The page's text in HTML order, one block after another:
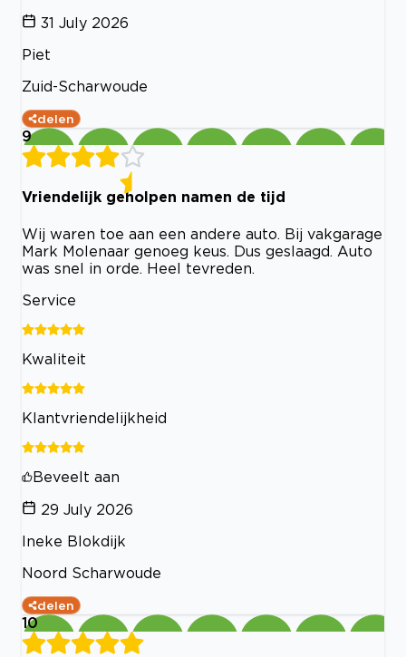
31 July 2026
Piet
Zuid-Scharwoude
delen
9
Vriendelijk geholpen namen de tijd
Wij waren toe aan een andere auto. Bij vakgarage
Mark Molenaar genoeg keus. Dus geslaagd. Auto
was snel in orde. Heel tevreden.
Service
Kwaliteit
Klantvriendelijkheid
Beveelt aan
29 July 2026
Ineke Blokdijk
Noord Scharwoude
delen
10